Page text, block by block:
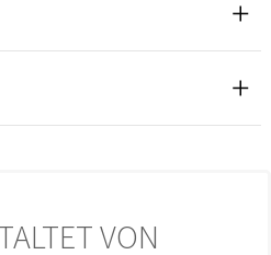
VON